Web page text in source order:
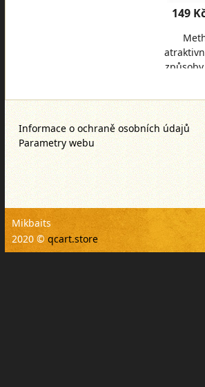
149
Informace o ochraně osobních údajů
Parametry webu
Mikbaits
2020 © qcart.store